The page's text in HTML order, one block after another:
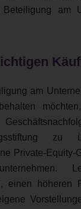
am
am
zu
Private-Equity-
einen höheren